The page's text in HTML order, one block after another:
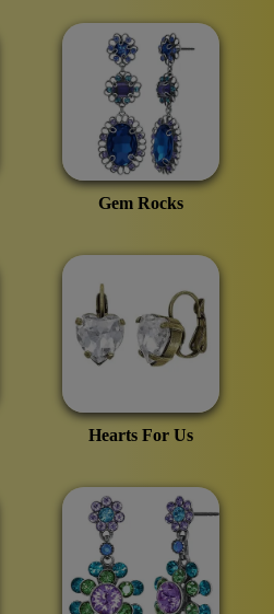
Gem Rocks
Hearts For Us